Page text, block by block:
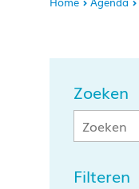
Zoeken
Filteren